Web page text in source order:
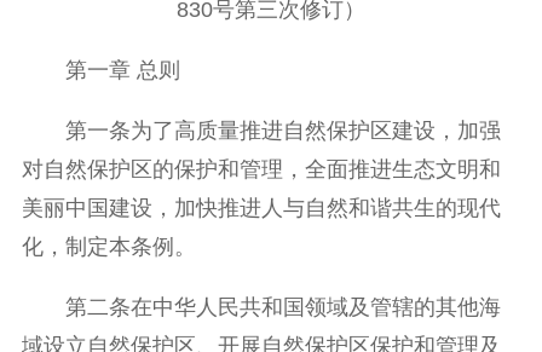
830号第三次修订）
第一章 总则
第一条为了高质量推进自然保护区建设，加强
对自然保护区的保护和管理，全面推进生态文明和
美丽中国建设，加快推进人与自然和谐共生的现代
化，制定本条例。
第二条在中华人民共和国领域及管辖的其他海
域设立自然保护区、开展自然保护区保护和管理及